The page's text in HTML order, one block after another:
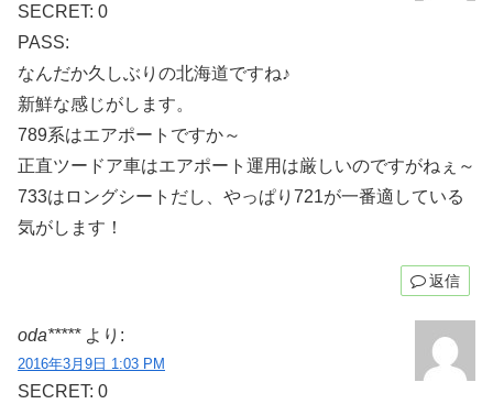
SECRET: 0
PASS:
なんだか久しぶりの北海道ですね♪
新鮮な感じがします。
789系はエアポートですか～
正直ツードア車はエアポート運用は厳しいのですがねぇ～
733はロングシートだし、やっぱり721が一番適している
気がします！
返信
oda***** より:
2016年3月9日 1:03 PM
SECRET: 0